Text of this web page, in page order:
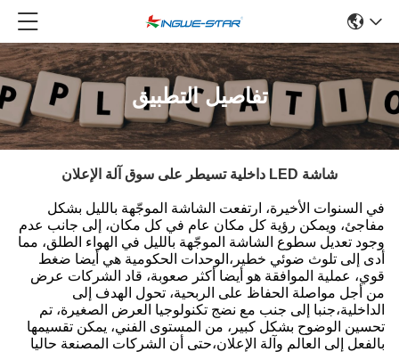
تفاصيل التطبيق
شاشة LED داخلية تسيطر على سوق آلة الإعلان
في السنوات الأخيرة، ارتفعت الشاشة الموجّهة بالليل بشكل
مفاجئ، ويمكن رؤية كل مكان عام في كل مكان، إلى جانب عدم
وجود تعديل سطوع الشاشة الموجّهة بالليل في الهواء الطلق، مما
أدى إلى تلوث ضوئي خطير،الوحدات الحكومية هي أيضا ضغط
قوي، عملية الموافقة هو أيضا أكثر صعوبة، قاد الشركات عرض
من أجل مواصلة الحفاظ على الربحية، تحول الهدف إلى
الداخلية،جنبا إلى جنب مع نضج تكنولوجيا العرض الصغيرة، تم
تحسين الوضوح بشكل كبير، من المستوى الفني، يمكن تقسيمها
بالفعل إلى العالم وآلة الإعلان،حتى أن الشركات المصنعة حاليا